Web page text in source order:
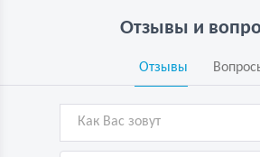
Отзывы и
Отзывы